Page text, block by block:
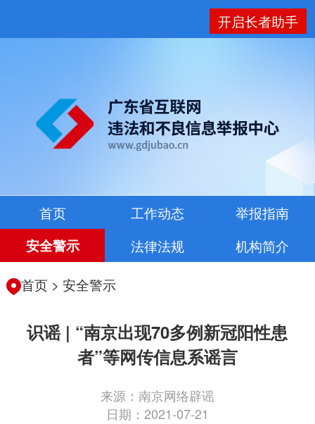
开启长者助手
首页 工作动态
举报指南
安全警示
法律法规 机构简介
首页> 安全警示
识谣 | “南京出现70多例新冠阳性患
者”等网传信息系谣言
来源：南京网络辟谣
日期：2021-07-21